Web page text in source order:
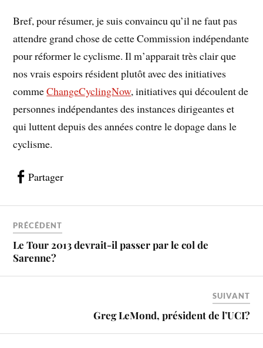
Bref, pour résumer, je suis convaincu qu’il ne faut pas
attendre grand chose de cette Commission indépendante
pour réformer le cyclisme. Il m’apparait très clair que
nos vrais espoirs résident plutôt avec des initiatives
commeChangeCyclingNow, initiatives qui découlent de
personnes indépendantes des instances dirigeantes et
qui luttent depuis des années contre le dopage dans le
cyclisme.
Partager
PRÉCÉDENT
Le Tour 2013 devrait-il passer par le col de
Sarenne?
SUIVANT
Greg LeMond, président de l’UCI?